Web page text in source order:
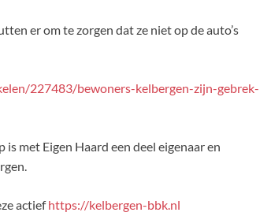
er om te zorgen dat ze niet op de auto’s
227483/bewoners-kelbergen-zijn-gebrek-
met Eigen Haard een deel eigenaar en
actiefhttps://kelbergen-bbk.nl